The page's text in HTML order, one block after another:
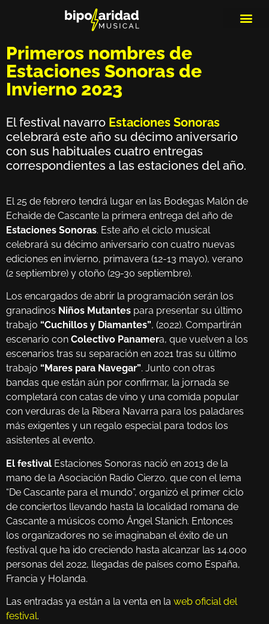
Primeros nombres de
Estaciones Sonoras de
Invierno 2023
El festival navarro Estaciones Sonoras
celebrará este año su décimo aniversario
con sus habituales cuatro entregas
correspondientes a las estaciones del año.
El 25 de febrero tendrá lugar en las Bodegas Malón de
Echaide de Cascante la primera entrega del año de
Estaciones Sonoras. Este año el ciclo musical
celebrará su décimo aniversario con cuatro nuevas
ediciones en invierno, primavera (12-13 mayo), verano
(2 septiembre) y otoño (29-30 septiembre).
Los encargados de abrir la programación serán los
granadinos Niños Mutantes para presentar su último
trabajo “Cuchillos y Diamantes”, (2022). Compartirán
escenario con Colectivo Panamera, que vuelven a los
escenarios tras su separación en 2021 tras su último
trabajo “Mares para Navegar”. Junto con otras
bandas que están aún por confirmar, la jornada se
completará con catas de vino y una comida popular
con verduras de la Ribera Navarra para los paladares
más exigentes y un regalo especial para todos los
asistentes al evento.
El festival Estaciones Sonoras nació en 2013 de la
mano de la Asociación Radio Cierzo, que con el lema
“De Cascante para el mundo”, organizó el primer ciclo
de conciertos llevando hasta la localidad romana de
Cascante a músicos como Ángel Stanich. Entonces
los organizadores no se imaginaban el éxito de un
festival que ha ido creciendo hasta alcanzar las 14.000
personas del 2022, llegadas de países como España,
Francia y Holanda.
Las entradas ya están a la venta en la web oficial del
festival.